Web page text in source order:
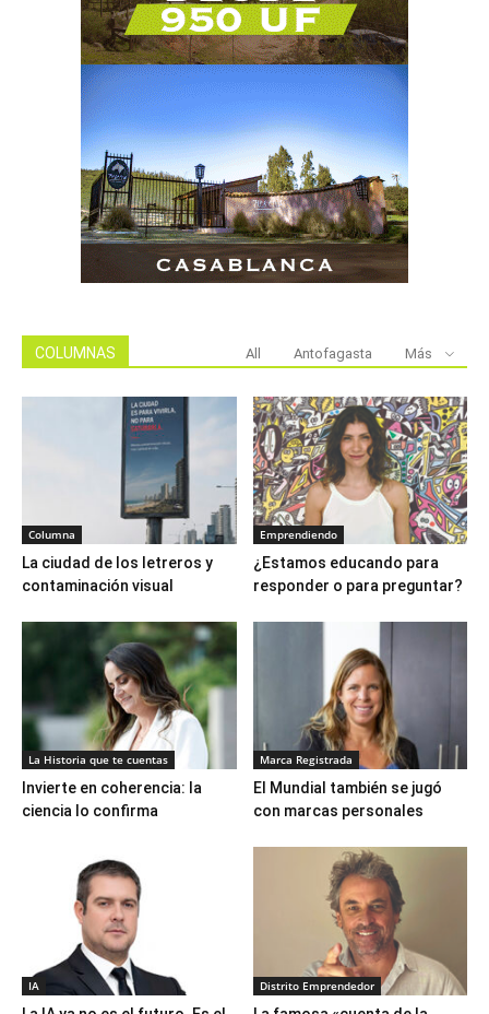
COLUMNAS All Antofagasta Más
Columna
La ciudad de los letreros y
contaminación visual
Emprendiendo
¿Estamos educando para
responder o para preguntar?
La Historia que te cuentas
Invierte en coherencia: la
ciencia lo confirma
Marca Registrada
El Mundial también se jugó
con marcas personales
IA Distrito Emprendedor